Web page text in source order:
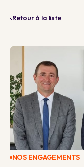
Retour à la liste
NOS ENGAGEMENTS